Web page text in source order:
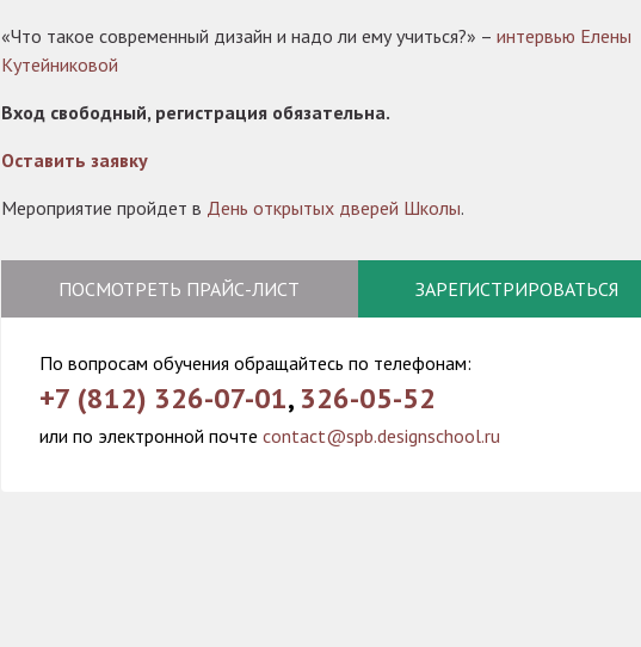
«Что такое современный дизайн и надо ли ему учиться?» – интервью Елены
Кутейниковой
Вход свободный, регистрация обязательна.
Оставить заявку
Мероприятие пройдет в День открытых дверей Школы.
ПОСМОТРЕТЬ ПРАЙС-ЛИСТ ЗАРЕГИСТРИРОВАТЬСЯ
По вопросам обучения обращайтесь по телефонам:
+7 (812) 326-07-01, 326-05-52
или по электронной почте contact@spb.designschool.ru